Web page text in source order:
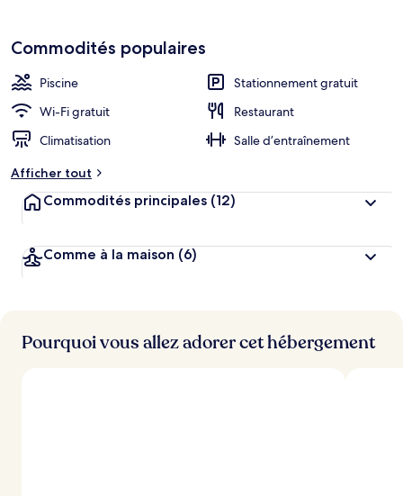
Commodités populaires
Piscine
Stationnement gratuit
Wi-Fi gratuit
Restaurant
Climatisation
Salle d’entraînement
Afficher tout
Commodités principales (12)
Comme à la maison (6)
Pourquoi vous allez adorer cet hébergement